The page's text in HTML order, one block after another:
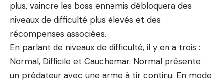
plus, vaincre les boss ennemis débloquera des
niveaux de difficulté plus élevés et des
récompenses associées.
En parlant de niveaux de difficulté, il y en a trois :
Normal, Difficile et Cauchemar. Normal présente
un prédateur avec une arme à tir continu. En mode